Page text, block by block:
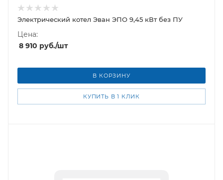
Электрический котел Эван ЭПО 9,45 кВт без ПУ
Цена:
8 910 руб./шт
В КОРЗИНУ
КУПИТЬ В 1 КЛИК